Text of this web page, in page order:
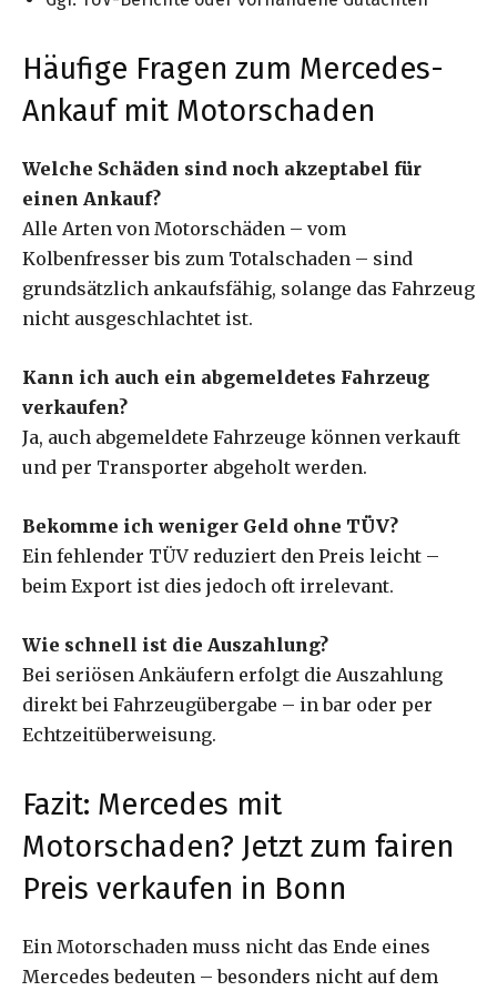
Häufige Fragen zum Mercedes-
Ankauf mit Motorschaden
Welche Schäden sind noch akzeptabel für
einen Ankauf?
Alle Arten von Motorschäden – vom
Kolbenfresser bis zum Totalschaden – sind
grundsätzlich ankaufsfähig, solange das Fahrzeug
nicht ausgeschlachtet ist.
Kann ich auch ein abgemeldetes Fahrzeug
verkaufen?
Ja, auch abgemeldete Fahrzeuge können verkauft
und per Transporter abgeholt werden.
Bekomme ich weniger Geld ohne TÜV?
Ein fehlender TÜV reduziert den Preis leicht –
beim Export ist dies jedoch oft irrelevant.
Wie schnell ist die Auszahlung?
Bei seriösen Ankäufern erfolgt die Auszahlung
direkt bei Fahrzeugübergabe – in bar oder per
Echtzeitüberweisung.
Fazit: Mercedes mit
Motorschaden? Jetzt zum fairen
Preis verkaufen in Bonn
Ein Motorschaden muss nicht das Ende eines
Mercedes bedeuten – besonders nicht auf dem